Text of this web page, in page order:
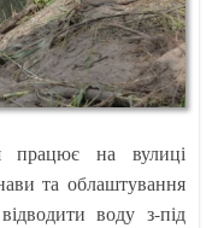
працює на вулиці
та облаштування
воду з-під